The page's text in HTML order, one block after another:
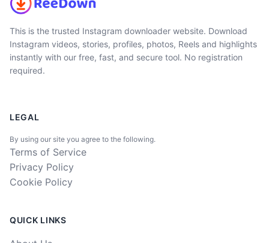
This is the trusted Instagram downloader website. Download
Instagram videos, stories, profiles, photos, Reels and highlights
instantly with our free, fast, and secure tool. No registration
required.
LEGAL
By using our site you agree to the following.
Terms of Service
Privacy Policy
Cookie Policy
QUICK LINKS